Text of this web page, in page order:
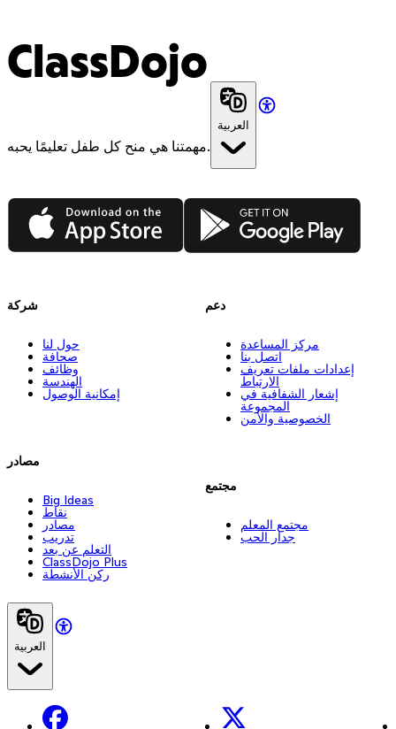
ClassDojo
مهمتنا هي منح كل طفل تعليمًا يحبه.
العربية
App Store Google Play
شركة
حول لنا
صحافة
وظائف
الهندسة
إمكانية الوصول
مصادر
Big Ideas
نقاط
مصادر
تدريب
التعلم عن بعد
ClassDojo Plus
ركن الأنشطة
دعم
مركز المساعدة
اتصل بنا
إعدادات ملفات تعريف
الارتباط
إشعار الشفافية في
المجموعة
الخصوصية والأمن
مجتمع
مجتمع المعلم
جدار الحب
العربية
Facebook X